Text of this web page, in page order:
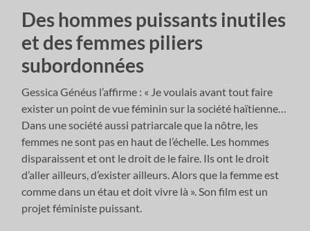
Des hommes puissants inutiles
et des femmes piliers
subordonnées
Gessica Généus l’affirme : « Je voulais avant tout faire
exister un point de vue féminin sur la société haïtienne…
Dans une société aussi patriarcale que la nôtre, les
femmes ne sont pas en haut de l’échelle. Les hommes
disparaissent et ont le droit de le faire. Ils ont le droit
d’aller ailleurs, d’exister ailleurs. Alors que la femme est
comme dans un étau et doit vivre là ». Son film est un
projet féministe puissant.